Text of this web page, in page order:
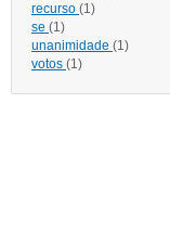
recurso (1)
se (1)
unanimidade (1)
votos (1)